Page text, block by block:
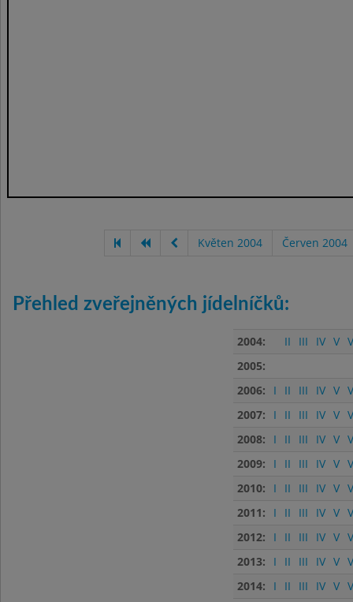
Květen 2004 Červen 2004
Přehled zveřejněných jídelníčků:
2004: II III IV V
2005:
2006:
I II III IV V
2007:
I II III IV V
2008:
I II III IV V
2009:
I II III IV V
2010:
I II III IV V
2011:
I II III IV V
2012:
I II III IV V
2013:
I II III IV V
2014:
I II III IV V